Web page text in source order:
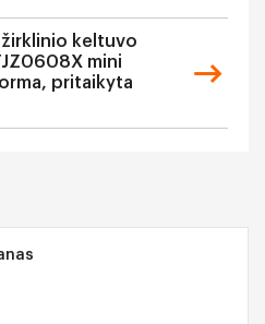
keltuvo
mini
pritaikyta